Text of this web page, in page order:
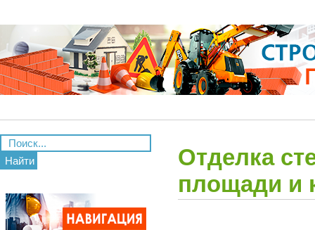
Найти
Отделка
площади и